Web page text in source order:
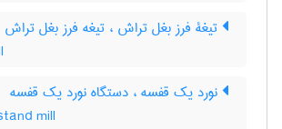
تیغۀ فرز بغل تراش ، تیغه فرز بغل تراش
نورد یک قفسه ، دستگاه نورد یک قفسه
mill